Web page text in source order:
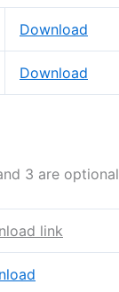
Download
Download
3 are optional
link